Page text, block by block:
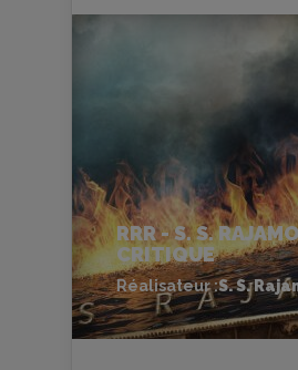
RRR - S. S.
CRITIQUE
Réalisateur :S. S.